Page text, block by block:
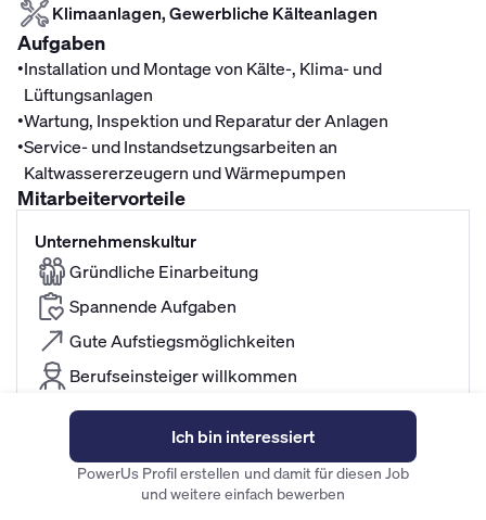
Klimaanlagen, Gewerbliche Kälteanlagen
Aufgaben
•Installation und Montage von Kälte-, Klima- und
Lüftungsanlagen
•Wartung, Inspektion und Reparatur der Anlagen
•Service- und Instandsetzungsarbeiten an
Kaltwassererzeugern und Wärmepumpen
Mitarbeitervorteile
Unternehmenskultur
Gründliche Einarbeitung
Spannende Aufgaben
Gute Aufstiegsmöglichkeiten
Berufseinsteiger willkommen
Sehr sicherer Job
Flexibilität
Familienfreundliche Arbeitszeiten
Ich bin interessiert
PowerUs Profil erstellen und damit für diesen Job
und weitere einfach bewerben